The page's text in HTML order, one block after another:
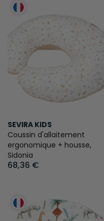
SEVIRA KIDS
Coussin d'allaitement
ergonomique + housse,
Sidonia
68,36 €